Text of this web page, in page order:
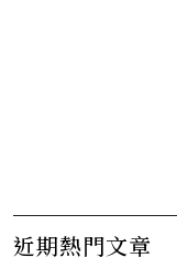
近期熱門文章